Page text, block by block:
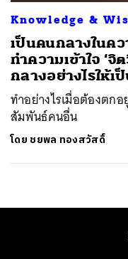
Knowledge &
เป็นคนกลางในค
ทำความเข้าใจ ‘
กลางอย่างไรให้
ทำอย่างไรเมื่อต้องตก
สัมพันธ์คนอื่น
โดย ชยพล ทองสวัสดิ์